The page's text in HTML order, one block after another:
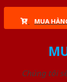
MUA
Chúng tôi